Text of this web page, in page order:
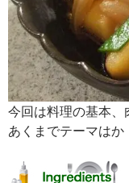
今回は料理の基本、
あくまでテーマは